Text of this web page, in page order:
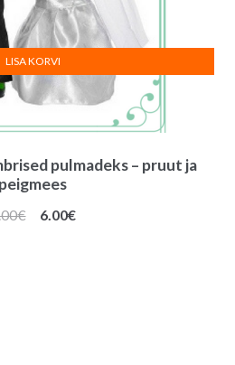
pulmadeks – pruut ja
peigmees
€
Algne
6.00€Praegune
LISA KORVI